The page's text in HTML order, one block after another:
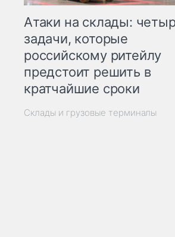
Атаки на склады:
задачи, которые
российскому ритейлу
предстоит решить в
кратчайшие сроки
Склады и грузовые терминалы